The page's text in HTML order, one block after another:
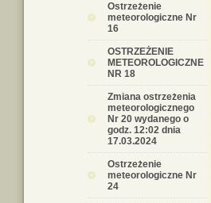
Ostrzeżenie
meteorologiczne Nr
16
OSTRZEŻENIE
METEOROLOGICZNE
NR 18
Zmiana ostrzeżenia
meteorologicznego
Nr 20 wydanego o
godz. 12:02 dnia
17.03.2024
Ostrzeżenie
meteorologiczne Nr
24